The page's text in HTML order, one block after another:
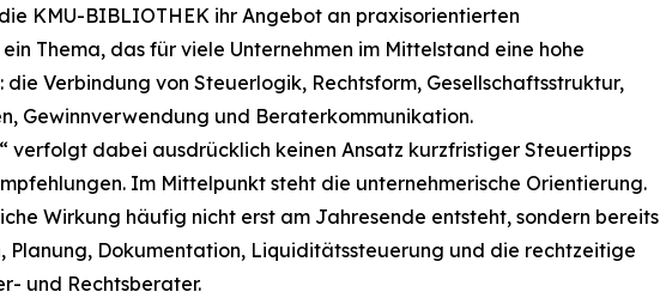
KMU-BIBLIOTHEK ihr Angebot an praxisorientierten
Thema, das für viele Unternehmen im Mittelstand eine hohe
Verbindung von Steuerlogik, Rechtsform, Gesellschaftsstruktur,
Gewinnverwendung und Beraterkommunikation.
verfolgt dabei ausdrücklich keinen Ansatz kurzfristiger Steuertipps
Im Mittelpunkt steht die unternehmerische Orientierung.
Wirkung häufig nicht erst am Jahresende entsteht, sondern bereits
Planung, Dokumentation, Liquiditätssteuerung und die rechtzeitige
und Rechtsberater.